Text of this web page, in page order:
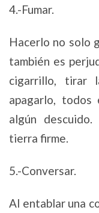
4.-Fumar.
Hacerlo no solo
también es
cigarrillo, tirar
apagarlo, todos
algún
tierra firme.
5.-Conversar.
Al entablar una